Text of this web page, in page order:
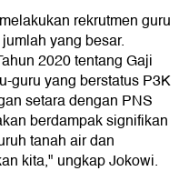
rekrutmen guru
yang besar.
2020 tentang Gaji
guru yang berstatus P3K
setara dengan PNS
berdampak signifikan
tanah air dan
kita," ungkap Jokowi.